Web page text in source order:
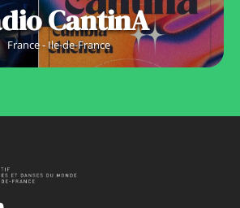
CantinA
France - Ile-de-France